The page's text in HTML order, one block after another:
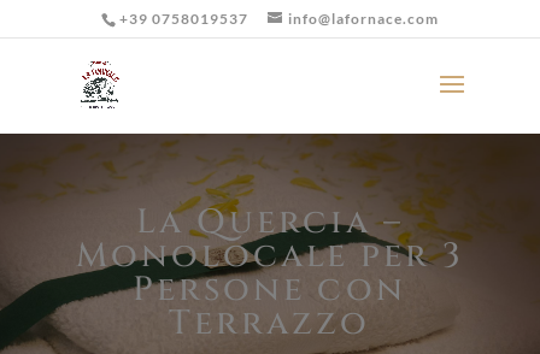
+39 0758019537 info@lafornace.com
La Quercia –
Monolocale per 3
Persone con
Terrazzo